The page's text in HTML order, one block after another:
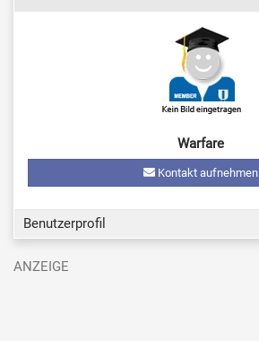
Warfare
Kontakt aufnehmen
Benutzerprofil